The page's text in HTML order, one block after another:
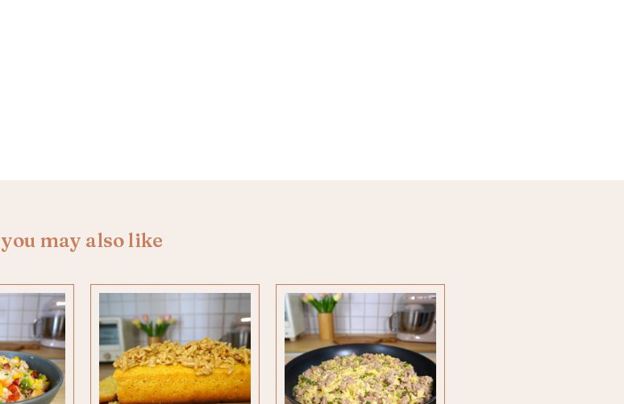
you may also like